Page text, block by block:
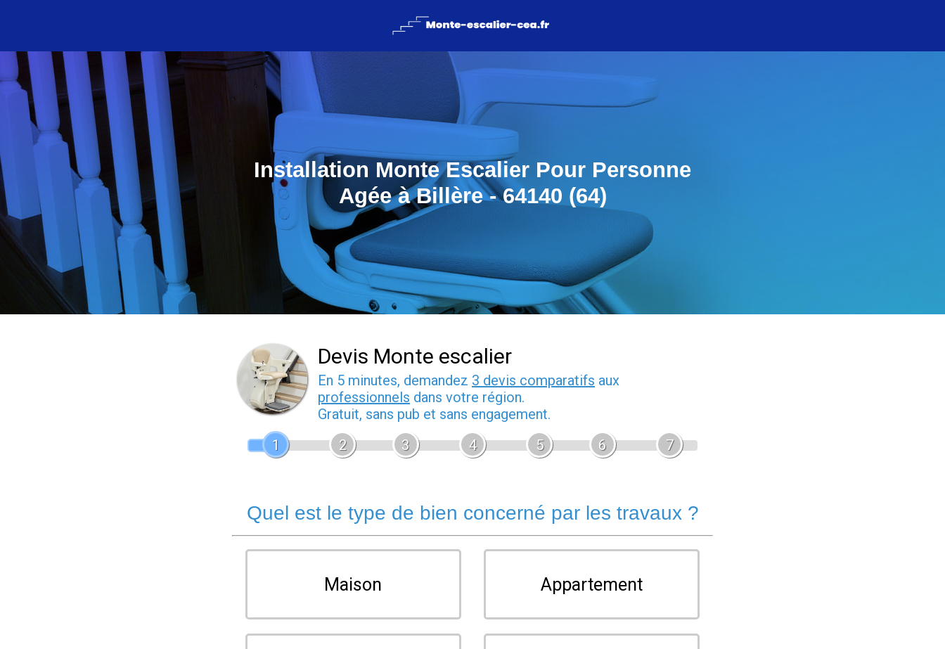
Installation Monte Escalier Pour Personne
Agée à Billère - 64140 (64)
Devis Monte escalier
En 5 minutes, demandez 3 devis comparatifs aux
professionnels dans votre région.
Gratuit, sans pub et sans engagement.
1
2 3 4 5 6 7
Quel est le type de bien concerné par les travaux ?
Maison Appartement